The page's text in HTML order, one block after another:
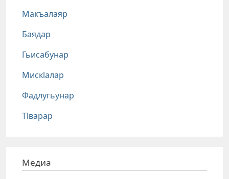
Макъалаяр
Баядар
Гьисабунар
Мискlалар
Фадлугьунар
Тlварар
Медиа